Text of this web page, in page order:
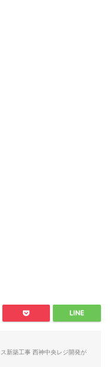
新築工事 西神中央レジ開発が